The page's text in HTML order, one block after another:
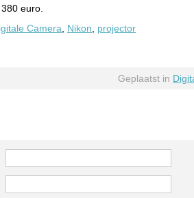
euro.
Camera Nikon projector
Geplaatst in